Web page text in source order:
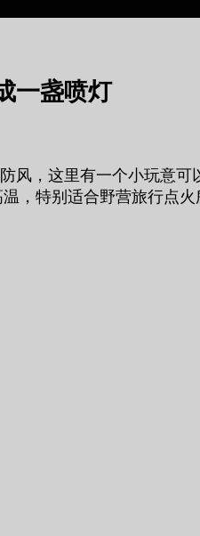
一盏喷灯
风，这里有一个小玩意
，特别适合野营旅行点